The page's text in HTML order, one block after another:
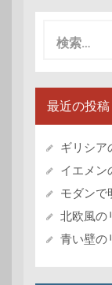
最近の投稿
ギリシ
イエメン
モダンで
北欧風の
青い壁の